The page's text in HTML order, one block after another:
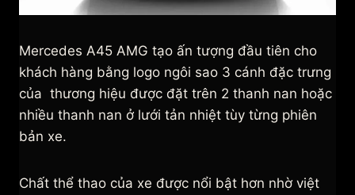
Mercedes A45 AMG tạo ấn tượng đầu tiên cho
khách hàng bằng logo ngôi sao 3 cánh đặc trưng
của thương hiệu được đặt trên 2 thanh nan hoặc
nhiều thanh nan ở lưới tản nhiệt tùy từng phiên
bản xe.
Chất thể thao của xe được nổi bật hơn nhờ việt